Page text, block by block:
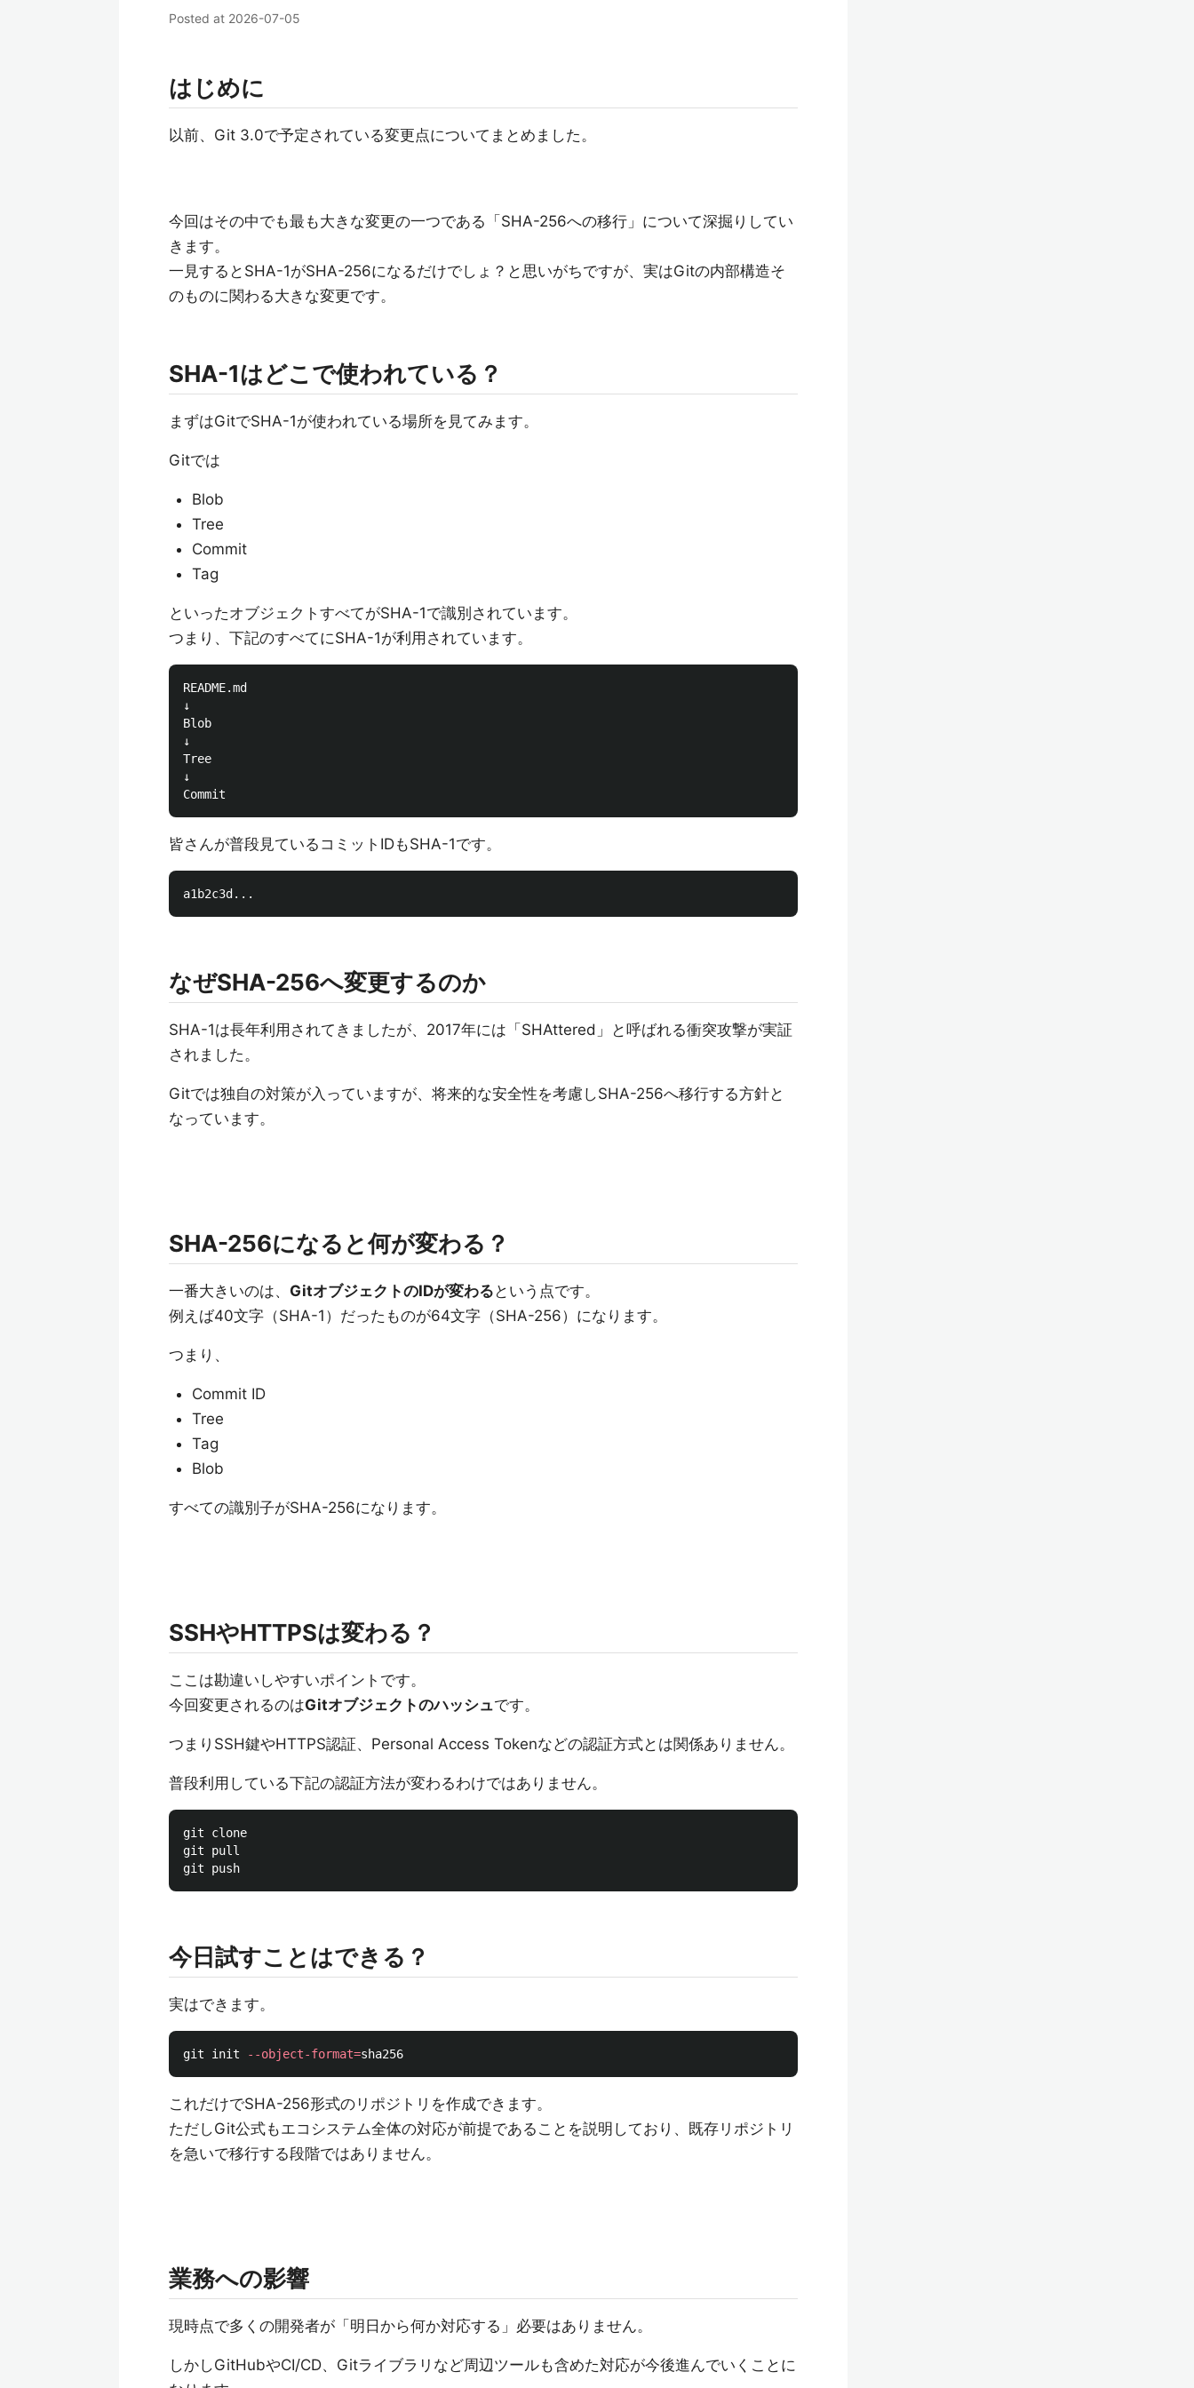
Posted at 2026-07-05
はじめに
以前、Git 3.0で予定されている変更点についてまとめました。
今回はその中でも最も大きな変更の一つである「SHA-256への移行」について深掘りしてい
きます。
一見するとSHA-1がSHA-256になるだけでしょ？と思いがちですが、実はGitの内部構造そ
のものに関わる大きな変更です。
SHA-1はどこで使われている？
まずはGitでSHA-1が使われている場所を見てみます。
Gitでは
Blob
Tree
Commit
Tag
といったオブジェクトすべてがSHA-1で識別されています。
つまり、下記のすべてにSHA-1が利用されています。
README.md
↓
Blob
↓
Tree
↓
皆さんが普段見ているコミットIDもSHA-1です。
なぜSHA-256へ変更するのか
SHA-1は長年利用されてきましたが、2017年には「SHAttered」と呼ばれる衝突攻撃が実証
されました。
Gitでは独自の対策が入っていますが、将来的な安全性を考慮しSHA-256へ移行する方針と
なっています。
SHA-256になると何が変わる？
一番大きいのは、 GitオブジェクトのIDが変わる という点です。
例えば40文字（SHA-1）だったものが64文字（SHA-256）になります。
つまり、
Commit ID
Tree
Tag
Blob
すべての識別子がSHA-256になります。
SSHやHTTPSは変わる？
ここは勘違いしやすいポイントです。
今回変更されるのはGitオブジェクトのハッシュです。
つまりSSH鍵やHTTPS認証、Personal Access Tokenなどの認証方式とは関係ありません。
普段利用している下記の認証方法が変わるわけではありません。
git clone
git pull
今日試すことはできる？
実はできます。
git init --object-format=
これだけでSHA-256形式のリポジトリを作成できます。
ただしGit公式もエコシステム全体の対応が前提であることを説明しており、既存リポジトリ
を急いで移行する段階ではありません。
業務への影響
現時点で多くの開発者が「明日から何か対応する」必要はありません。
しかしGitHubやCI/CD、Gitライブラリなど周辺ツールも含めた対応が今後進んでいくことに